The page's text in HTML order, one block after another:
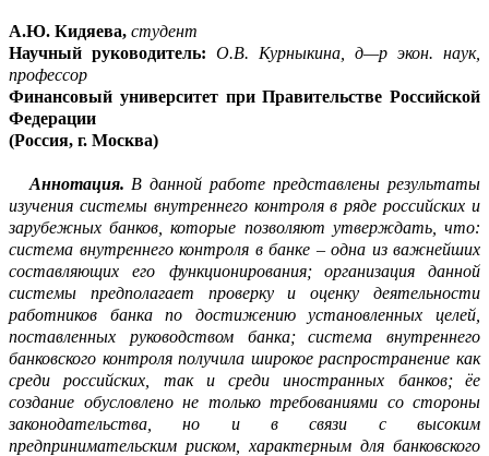
А.Ю. Кидяева, студент
Научный руководитель: О.В. Курныкина д—р экон. наук,
профессор
Финансовый университет при Правительстве Российской
Федерации
(Россия, г. Москва)
Аннотация. В данной работе представлены результаты
изучения системы внутреннего контроля в ряде российских и
зарубежных банков , которые позволяют утверждать, что:
система внутреннего контроля в банке –одна из важнейших
составляющих его функционирования; организация данной
системы предполагает проверку и оценку деятельности
работников банка по достижению установленных целей,
поставленных руководством банка; система внутреннего
банковского контроля получила широкоераспространение как
среди российских, так и среди иностранных банков; ёе
создание обусловлено не только требованиями со стороны
законодательства, но и в связи с высоким
предпринимательским риском, характерным для банковского